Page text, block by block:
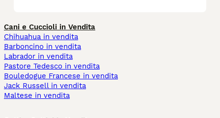
Cani e Cuccioli in Vendita
Chihuahua in vendita
Barboncino in vendita
Labrador in vendita
Pastore Tedesco in vendita
Bouledogue Francese in vendita
Jack Russell in vendita
Maltese in vendita